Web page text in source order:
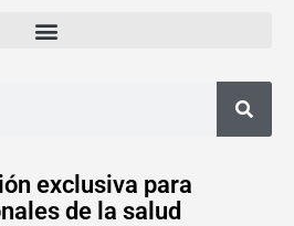
exclusiva para
de la salud